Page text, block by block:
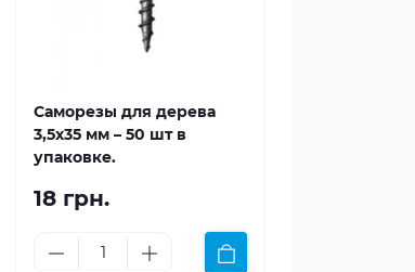
Саморезы для дерева
3,5x35 мм – 50 шт в
упаковке.
18 грн.